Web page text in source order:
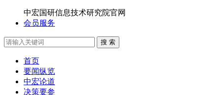
中宏国研信息技术研究院官网
会员服务
搜 索
首页
要闻纵览
中宏论道
决策要参